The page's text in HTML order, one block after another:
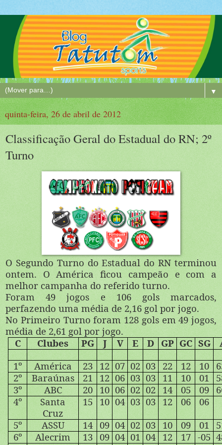
▼
quinta-feira, 26 de abril de 2012
Classificação Geral do Estadual do RN; 2º
Turno
O Segundo Turno do Estadual do RN terminou
ontem. O América ficou campeão e com a
melhor campanha do referido turno.
Foram 49 jogos e 106 gols marcados,
perfazendo uma média de 2,16 gol por jogo.
No Primeiro Turno foram 128 gols em 49 jogos,
média de 2,61 gol por jogo.
C
Clubes PG J V E D GP GC SG
1º
América 23 12 07 02 03 22 12 10
2º
Baraúnas 21 12 06 03 03 11 10 01
3º
ABC 20 10 06 02 02 14 05 09
4º
Santa
Cruz
15 10 04 03 03 12 06
06
5º
ASSU 14 09 04 02 03 10 09 01
6º
Alecrim 13 09 04 01 04 12 17 -05